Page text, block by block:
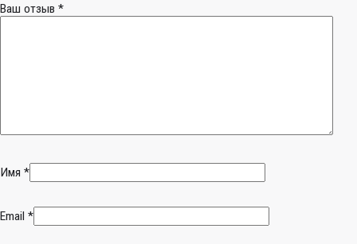
Ваш отзыв *
Имя *
Email *